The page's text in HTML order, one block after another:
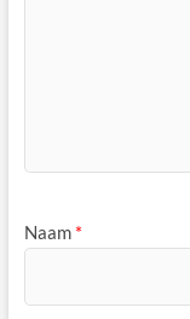
Naam *